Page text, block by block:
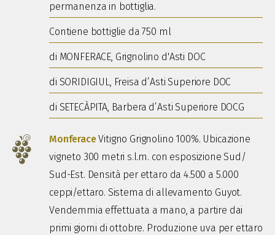
permanenza in bottiglia.
Contiene bottiglie da 750 ml
di MONFERACE, Grignolino d'Asti DOC
di SORIDIGIUL, Freisa d’Asti Superiore DOC
di SETECÀPITA, Barbera d’Asti Superiore DOCG
MonferaceVitigno Grignolino 100%. Ubicazione
vigneto 300 metri s.l.m. con esposizione Sud/
Sud-Est. Densità per ettaro da 4.500 a 5.000
ceppi/ettaro. Sistema di allevamento Guyot.
Vendemmia effettuata a mano, a partire dai
primi giorni di ottobre. Produzione uva per ettaro